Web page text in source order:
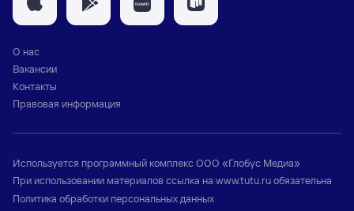
О нас
Вакансии
Контакты
Правовая информация
Используется программный комплексООО «Глобус Медиа»
При использовании материалов ссылка на www.tutu.ruобязательна
Политика обработки персональных данных